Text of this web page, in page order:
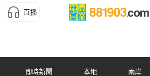
直播
即時新聞 本地 兩岸